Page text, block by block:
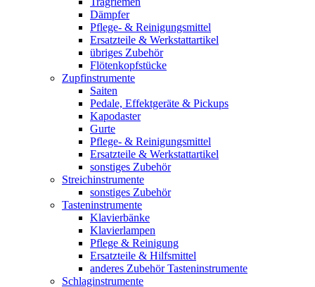
Dämpfer
Pflege- & Reinigungsmittel
Ersatzteile & Werkstattartikel
übriges Zubehör
Flötenkopfstücke
Zupfinstrumente
Saiten
Pedale, Effektgeräte & Pickups
Kapodaster
Gurte
Pflege- & Reinigungsmittel
Ersatzteile & Werkstattartikel
sonstiges Zubehör
Streichinstrumente
sonstiges Zubehör
Tasteninstrumente
Klavierbänke
Klavierlampen
Pflege & Reinigung
Ersatzteile & Hilfsmittel
anderes Zubehör Tasteninstrumente
Schlaginstrumente